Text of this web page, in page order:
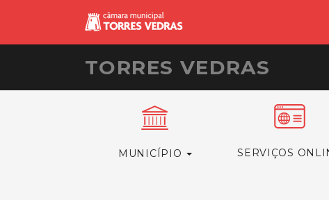
TORRES VEDRAS
MUNICÍPIO SERVIÇOS